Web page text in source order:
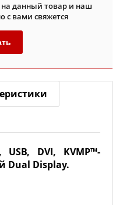
на данный товар и наш
с вами свяжется
DVI, KVMP™-
Dual Display.